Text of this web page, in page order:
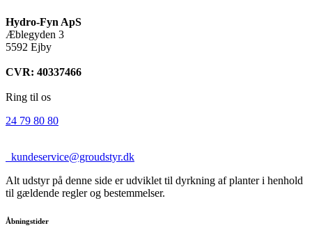
Hydro-Fyn ApS
Æblegyden 3
5592 Ejby
CVR: 40337466
Ring til os
24 79 80 80
kundeservice@groudstyr.dk
Alt udstyr på denne side er udviklet til dyrkning af planter i henhold
til gældende regler og bestemmelser.
Åbningstider